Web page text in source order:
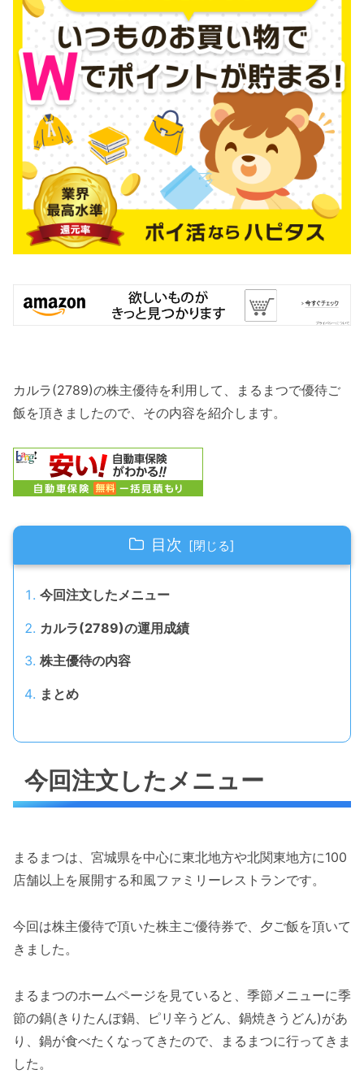
カルラ(2789)の株主優待を利用して、まるまつで優待ご
飯を頂きましたので、その内容を紹介します。
目次
今回注文したメニュー
カルラ(2789)の運用成績
株主優待の内容
まとめ
今回注文したメニュー
まるまつは、宮城県を中心に東北地方や北関東地方に100
店舗以上を展開する和風ファミリーレストランです。
今回は株主優待で頂いた株主ご優待券で、夕ご飯を頂いて
きました。
まるまつのホームページを見ていると、季節メニューに季
節の鍋(きりたんぽ鍋、ピリ辛うどん、鍋焼きうどん)があ
り、鍋が食べたくなってきたので、まるまつに行ってきま
した。